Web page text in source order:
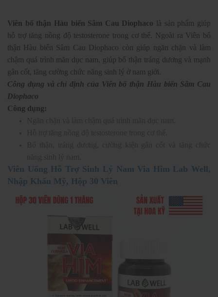
Viên bổ thận Hàu biển Sâm Cau Diophaco là sản phẩm giúp
hỗ trợ tăng nồng độ testosterone trong cơ thể. Ngoài ra Viên bổ
thận Hàu biển Sâm Cau Diophaco còn giúp ngăn chặn và làm
chậm quá trình mãn dục nam, giúp bổ thận tráng dương và mạnh
gân cốt, tăng cường chức năng sinh lý ở nam giới.
Công dụng và chỉ định của Viên bổ thận Hàu biển Sâm Cau
Diophaco
Công dụng:
Viên Uống Hỗ Trợ Sinh Lý Nam Via Him Lab Well,
Nhập Khẩu Mỹ, Hộp 30 Viên